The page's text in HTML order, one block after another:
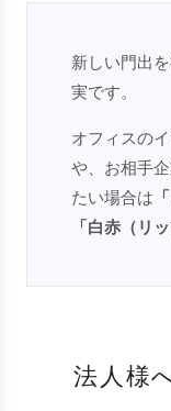
新しい門出を
実です。
オフィスの
や、お相手
たい場合は
「白赤（リッ
法人様